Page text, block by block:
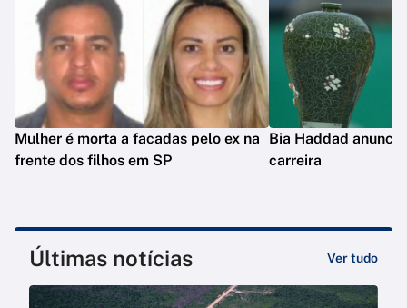
Mulher é morta a facadas pelo ex na
frente dos filhos em SP
Bia Haddad
carreira
Últimas notícias Ver tudo